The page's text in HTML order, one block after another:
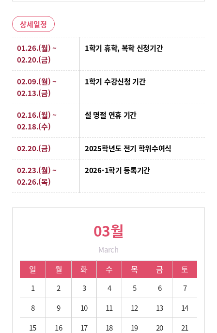
상세일정
상세일정
01.26.(월) ~
02.20.(금)
1학기 휴학, 복학 신청기간
02.09.(월) ~
02.13.(금)
1학기 수강신청 기간
02.16.(월) ~
02.18.(수)
설 명절 연휴 기간
02.20.(금) 2025학년도 전기 학위수여식
02.23.(월) ~
02.26.(목)
2026-1학기 등록기간
03월
March
03월 학사 일정입니다.
일 월 화 수 목 금 토
1 2 3 4 5 6
7
8
9 10 11 12 13
14
15
16 17 18 19 20
21